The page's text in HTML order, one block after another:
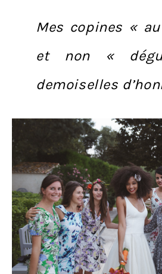
Mes copines «
et non «
demoiselles